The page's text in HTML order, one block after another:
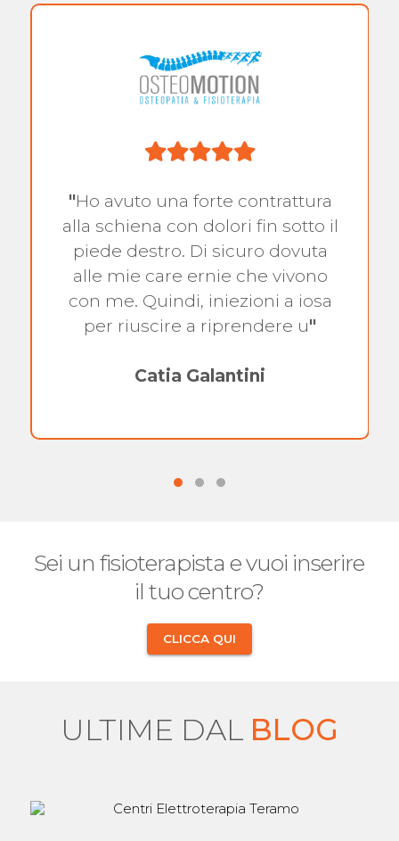
"Ho avuto una forte contrattura
alla schiena con dolori fin sotto il
piede destro. Di sicuro dovuta
alle mie care ernie che vivono
con me. Quindi, iniezioni a iosa
per riuscire a riprendere u"
Catia Galantini
Sei un fisioterapista e vuoi inserire
il tuo centro?
CLICCA QUI
ULTIME DAL BLOG